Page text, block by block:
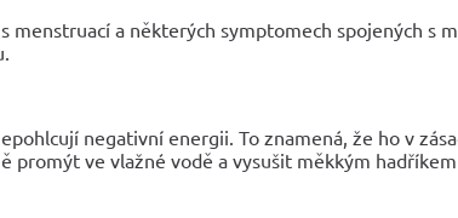
menstruací a některých symptomech spojených s
negativní energii. To znamená, že ho v
promýt ve vlažné vodě a vysušit měkkým hadříkem